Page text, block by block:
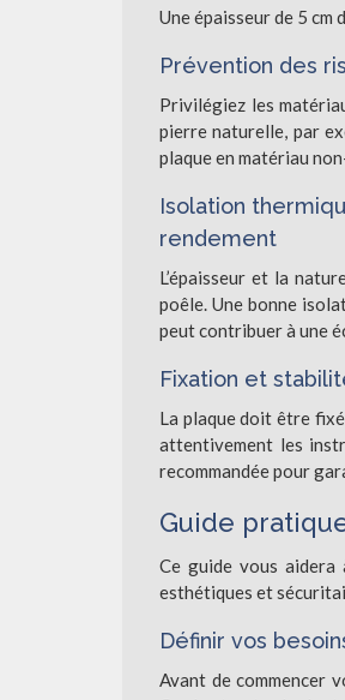
Une épaisseur de 5 cm
Prévention des
Privilégiez les
pierre naturelle, par
plaque en matériau
Isolation
rendement
L’épaisseur et la
poêle. Une bonne
peut contribuer à une
Fixation et
La plaque doit être
attentivement les
recommandée pour
Guide
Ce guide vous
esthétiques et
Définir vos
Avant de commencer